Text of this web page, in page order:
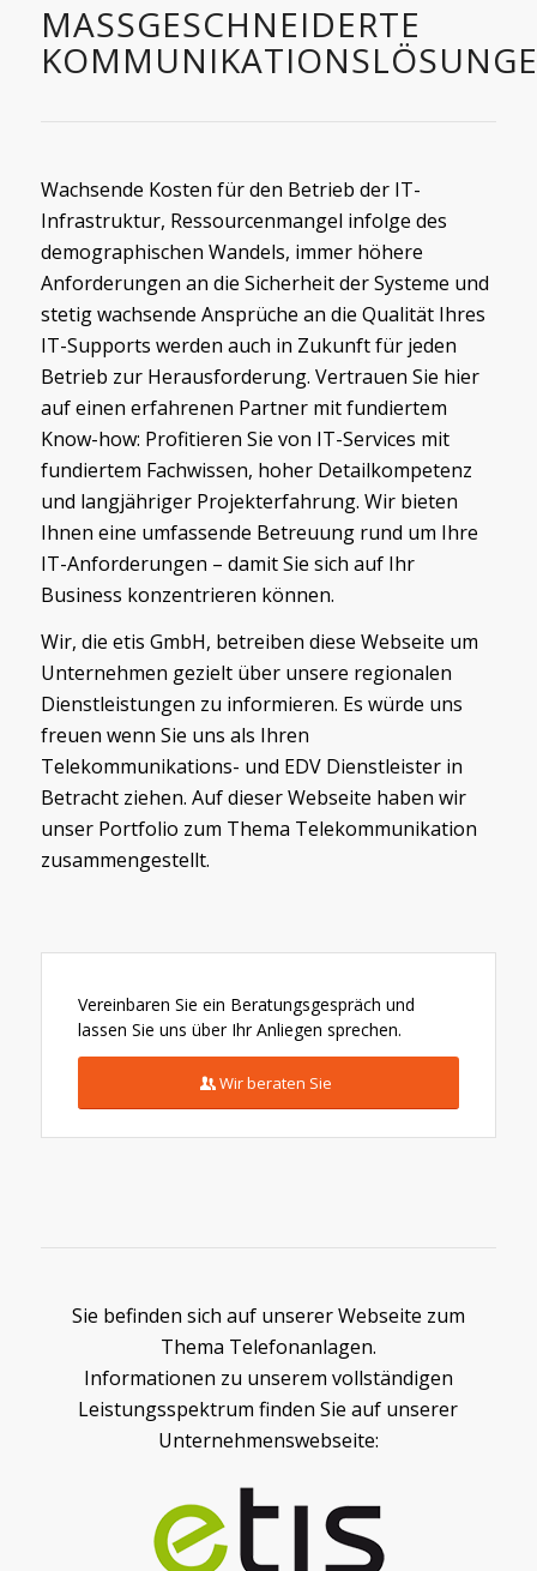
MASSGESCHNEIDERTE K
OMMUNIKATIONSLÖSUNGEN
Wachsende Kosten für den Betrieb der IT-
Infrastruktur, Ressourcenmangel infolge des
demographischen Wandels, immer höhere
Anforderungen an die Sicherheit der Systeme und
stetig wachsende Ansprüche an die Qualität Ihres
IT-Supports werden auch in Zukunft für jeden
Betrieb zur Herausforderung. Vertrauen Sie hier
auf einen erfahrenen Partner mit fundiertem
Know-how: Profitieren Sie von IT-Services mit
fundiertem Fachwissen, hoher Detailkompetenz
und langjähriger Projekterfahrung. Wir bieten
Ihnen eine umfassende Betreuung rund um Ihre
IT-Anforderungen – damit Sie sich auf Ihr
Business konzentrieren können.
Wir, die etis GmbH, betreiben diese Webseite um
Unternehmen gezielt über unsere regionalen
Dienstleistungen zu informieren. Es würde uns
freuen wenn Sie uns als Ihren
Telekommunikations- und EDV Dienstleister in
Betracht ziehen. Auf dieser Webseite haben wir
unser Portfolio zum Thema Telekommunikation
zusammengestellt.
Vereinbaren Sie ein Beratungsgespräch und
lassen Sie uns über Ihr Anliegen sprechen.
Wir beraten Sie
Sie befinden sich auf unserer Webseite zum
Thema Telefonanlagen.
Informationen zu unserem vollständigen
Leistungsspektrum finden Sie auf unserer
Unternehmenswebseite: